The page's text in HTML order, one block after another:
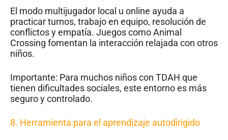
El modo multijugador local u online ayuda a
practicar turnos, trabajo en equipo, resolución de
conflictos y empatía. Juegos como Animal
Crossing fomentan la interacción relajada con otros
niños.
Importante: Para muchos niños con TDAH que
tienen dificultades sociales, este entorno es más
seguro y controlado.
8. Herramienta para el aprendizaje autodirigido